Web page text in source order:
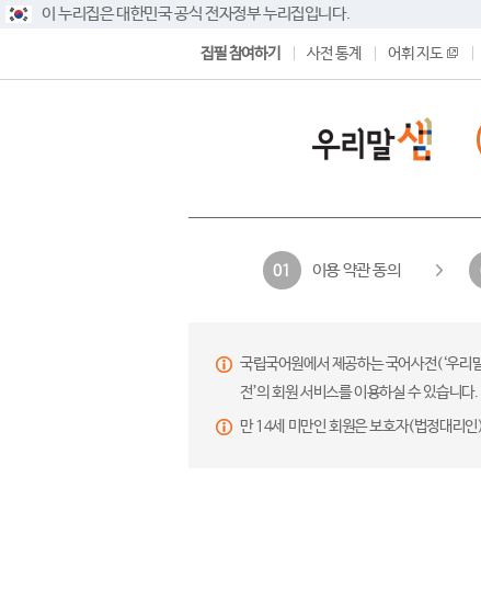
이 누리집은 대한민국 공식 전자정부 누리집입니다.
집필 참여하기 사전 통계 어휘 지도
01 이용 약관 동의
국립국어원에서 제공하는 국어사전(‘우리
전’의 회원 서비스를 이용하실 수 있습니다.
만 14세 미만인 회원은 보호자(법정대리